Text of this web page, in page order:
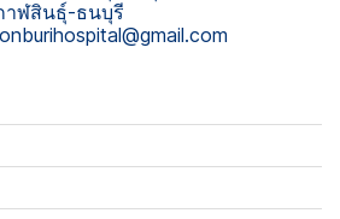
าฬสินธุ์-ธนบุรี